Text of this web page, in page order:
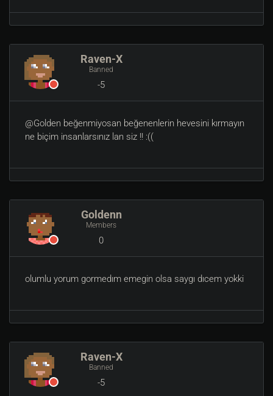
Raven-X
Banned
-5
@Golden beğenmiyosan beğenenlerin hevesini kırmayın
ne biçim insanlarsınız lan siz !! :((
Goldenn
Members
0
olumlu yorum gormedım emegin olsa saygı dıcem yokki
Raven-X
Banned
-5